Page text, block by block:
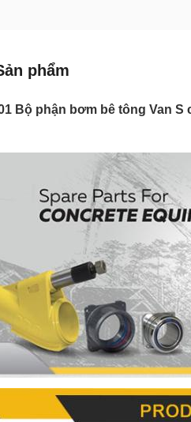
phẩm
Bộ phận bơm bê tông Van S